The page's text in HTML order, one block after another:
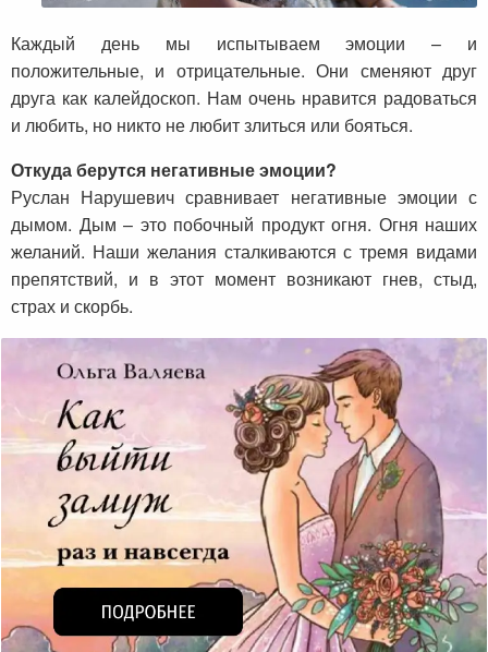
Каждый день мы испытываем эмоции – и
положительные, и отрицательные. Они сменяют друг
друга как калейдоскоп. Нам очень нравится радоваться
и любить, но никто не любит злиться или бояться.
Откуда берутся негативные эмоции?
Руслан Нарушевич сравнивает негативные эмоции с
дымом. Дым – это побочный продукт огня. Огня наших
желаний. Наши желания сталкиваются с тремя видами
препятствий, и в этот момент возникают гнев, стыд,
страх и скорбь.